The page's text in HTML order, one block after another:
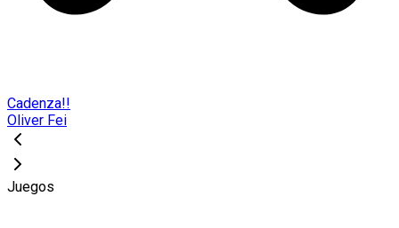
Cadenza!!
Oliver Fei
Juegos